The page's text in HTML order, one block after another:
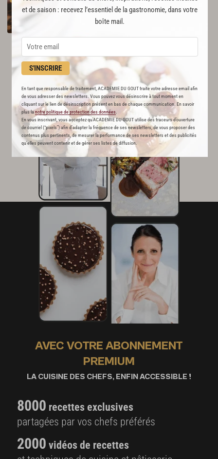
et de saison : recevez l’essentiel de la gastronomie, dans votre
boîte mail.
S'INSCRIRE
En tant que responsable de traitement, ACADEMIE DU GOUT traite votre adresse email afin
de vous adresser des newsletters. Vous pouvez vous désinscrire à tout moment en
cliquant sur le lien de désinscription présent en bas de chaque communication. En savoir
plus lanotre politique de protection des données
En vous inscrivant, vous acceptez qu'ACADEMIE DU GOUT utilise des traceurs d’ouverture
de courriel (“pixels”) afin d’adapter la fréquence de ses newsletters, de vous proposer des
contenus plus pertinents, de mesurer la performance de ses newsletters et des publicités
qu’elles peuvent contenir et de gérer ses listes de diffusion.
48
ParGrégory Marchand
AVEC VOTRE ABONNEMENT
PREMIUM
LA CUISINE DES CHEFS, ENFIN ACCESSIBLE !
8000 recettes exclusives
partagées par vos chefs préférés
2000 vidéos de recettes